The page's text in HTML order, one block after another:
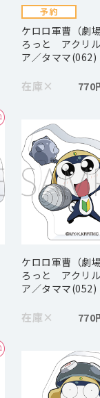
ケロロ軍曹（劇
ろっと アクリ
ア／タママ(062)
在庫× 770
ケロロ軍曹（劇
ろっと アクリ
ア／タママ(052)
在庫× 770